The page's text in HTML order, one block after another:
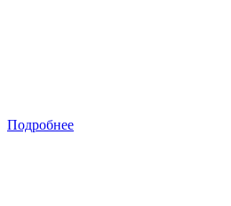
Подробнее